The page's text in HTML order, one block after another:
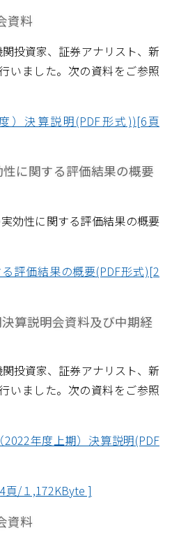
資料
投資家、証券アナリスト、新
いました。次の資料をご参照
）決算説明(PDF形式))[6頁
に関する評価結果の概要
効性に関する評価結果の概要
評価結果の概要(PDF形式)[2
算説明会資料及び中期経
投資家、証券アナリスト、新
いました。次の資料をご参照
年度上期）決算説明(PDF
頁/１,172KByte ]
資料